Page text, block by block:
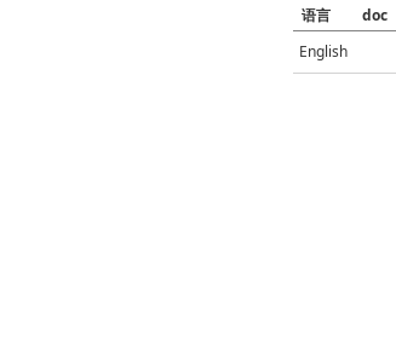
语言 doc
English